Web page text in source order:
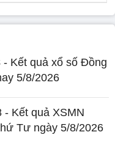
- Kết quả xổ số Đồng
5/8/2026
- Kết quả XSMN
Tư ngày 5/8/2026